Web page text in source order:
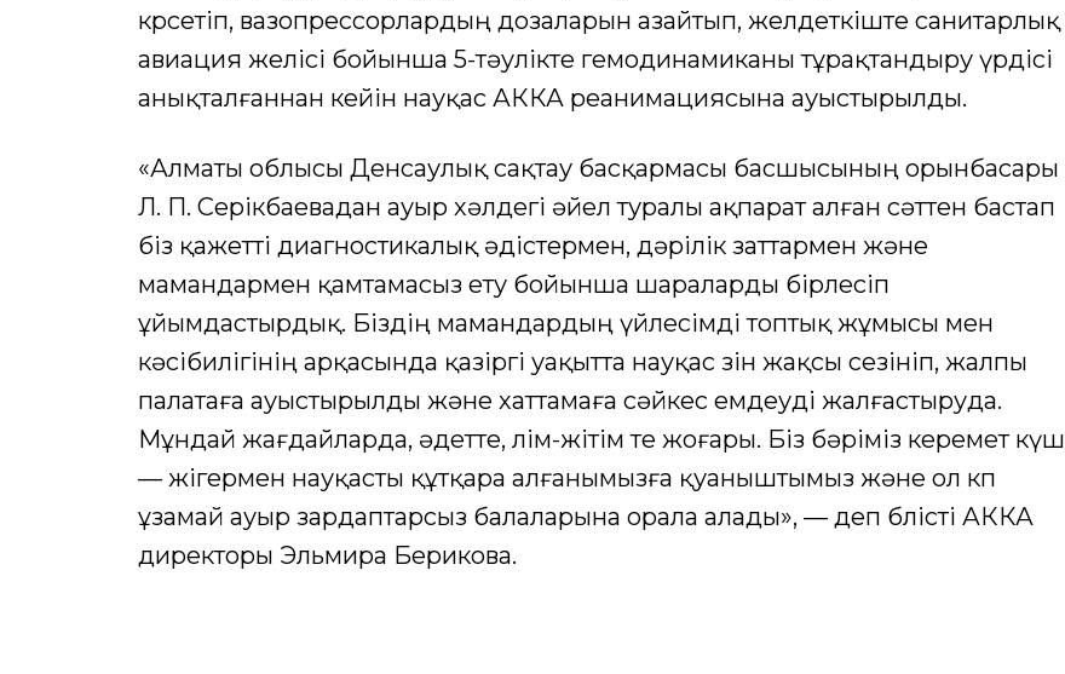
көрсетіп, вазопрессорлардың дозаларын азайтып, желдеткіште санитарлық
авиация желісі бойынша 5-тәулікте гемодинамиканы тұрақтандыру үрдісі
анықталғаннан кейін науқас АККА реанимациясына ауыстырылды.
«Алматы облысы Денсаулық сақтау басқармасы басшысының орынбасары
Л. П. Серікбаевадан ауыр хәлдегі әйел туралы ақпарат алған сәттен бастап
біз қажетті диагностикалық әдістермен, дәрілік заттармен және
мамандармен қамтамасыз ету бойынша шараларды бірлесіп
ұйымдастырдық. Біздің мамандардың үйлесімді топтық жұмысы мен
кәсібилігінің арқасында қазіргі уақытта науқас өзін жақсы сезініп, жалпы
палатаға ауыстырылды және хаттамаға сәйкес емдеуді жалғастыруда.
Мұндай жағдайларда, әдетте, өлім-жітім өте жоғары. Біз бәріміз керемет күш
— жігермен науқасты құтқара алғанымызға қуаныштымыз және ол көп
ұзамай ауыр зардаптарсыз балаларына орала алады», — деп бөлісті АККА
директоры Эльмира Берикова.